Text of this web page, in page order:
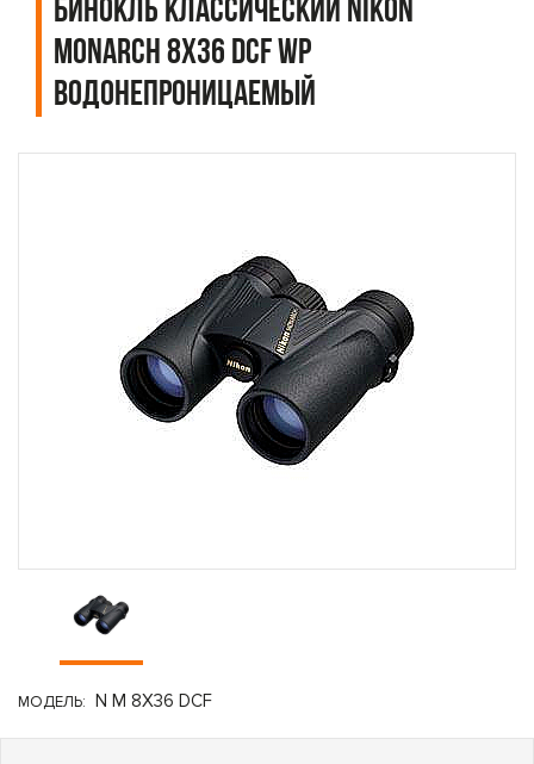
Бинокль классический NIKON
Monarch 8x36 DCF WP
водонепроницаемый
МОДЕЛЬ: N M 8X36 DCF